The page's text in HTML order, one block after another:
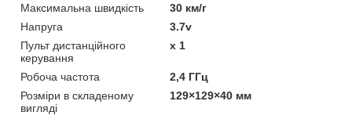
Максимальна швидкість
30 км/г
Напруга
3.7v
Пульт дистанційного
керування
x 1
Робоча частота
2,4 ГГц
Розміри в складеному
вигляді
129×129×40 мм